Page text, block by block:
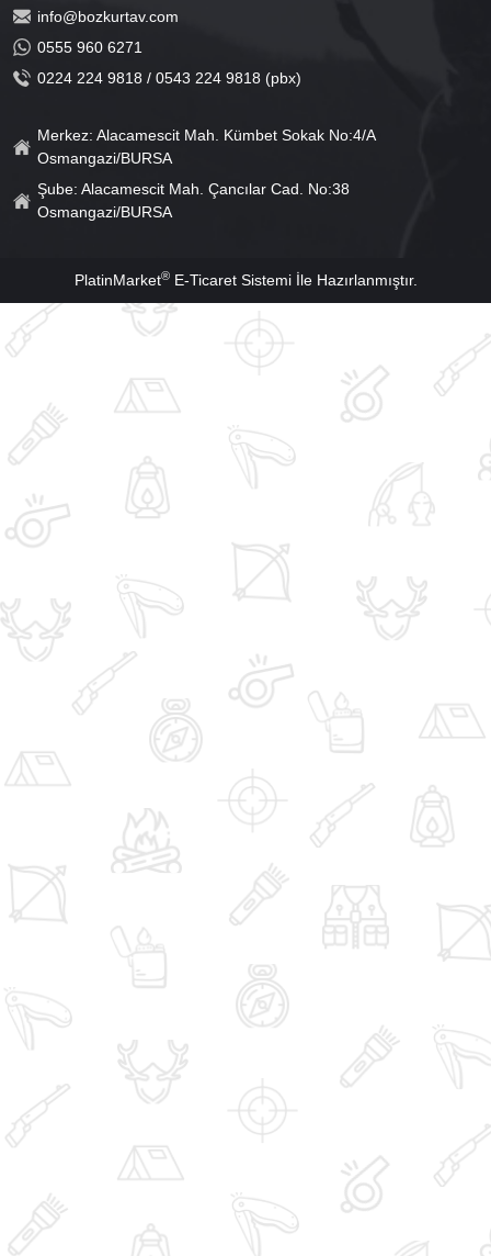
info@bozkurtav.com
0555 960 6271
0224 224 9818 / 0543 224 9818 (pbx)
Merkez: Alacamescit Mah. Kümbet Sokak No:4/A
Osmangazi/BURSA
Şube: Alacamescit Mah. Çancılar Cad. No:38
Osmangazi/BURSA
PlatinMarket®E-Ticaret Sistemiİle Hazırlanmıştır.